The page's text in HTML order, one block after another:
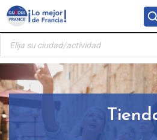
Panel de gestión de cookies
Skip
content
Búsqueda
productos